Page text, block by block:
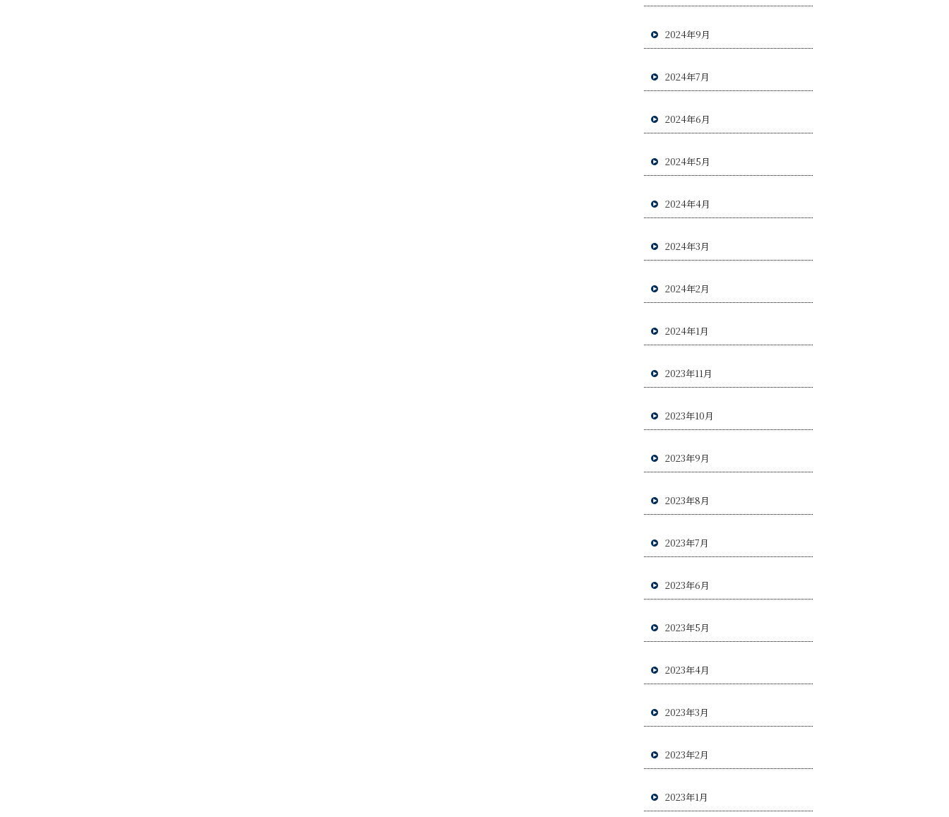
2024年9月
2024年7月
2024年6月
2024年5月
2024年4月
2024年3月
2024年2月
2024年1月
2023年11月
2023年10月
2023年9月
2023年8月
2023年7月
2023年6月
2023年5月
2023年4月
2023年3月
2023年2月
2023年1月